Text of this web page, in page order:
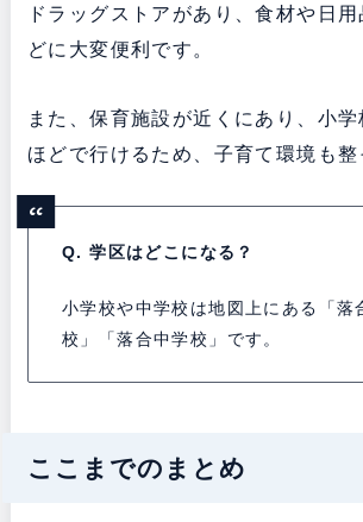
ドラッグストアがあり、食材や日
どに大変便利です。
また、保育施設が近くにあり、小
ほどで行けるため、子育て環境も整
Q. 学区はどこになる？
小学校や中学校は地図上にある「落
校」「落合中学校」です。
ここまでのまとめ